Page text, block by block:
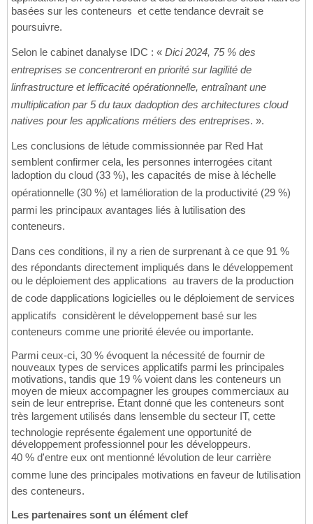
basées sur les conteneurs  et cette tendance devrait se
poursuivre.
Selon le cabinet danalyse IDC : « Dici 2024, 75 % des
entreprises se concentreront en priorité sur lagilité de
linfrastructure et lefficacité opérationnelle, entraînant une
multiplication par 5 du taux dadoption des architectures cloud
natives pour les applications métiers des entreprises. ».
Les conclusions de létude commissionnée par Red Hat
semblent confirmer cela, les personnes interrogées citant
ladoption du cloud (33 %), les capacités de mise à léchelle
opérationnelle (30 %) et lamélioration de la productivité (29 %)
parmi les principaux avantages liés à lutilisation des
conteneurs.
Dans ces conditions, il ny a rien de surprenant à ce que 91 %
des répondants directement impliqués dans le développement
ou le déploiement des applications  au travers de la production
de code dapplications logicielles ou le déploiement de services
applicatifs  considèrent le développement basé sur les
conteneurs comme une priorité élevée ou importante.
Parmi ceux-ci, 30 % évoquent la nécessité de fournir de
nouveaux types de services applicatifs parmi les principales
motivations, tandis que 19 % voient dans les conteneurs un
moyen de mieux accompagner les groupes commerciaux au
sein de leur entreprise. Étant donné que les conteneurs sont
très largement utilisés dans lensemble du secteur IT, cette
technologie représente également une opportunité de
développement professionnel pour les développeurs.
40 % d'entre eux ont mentionné lévolution de leur carrière
comme lune des principales motivations en faveur de lutilisation
des conteneurs.
Les partenaires sont un élément clef